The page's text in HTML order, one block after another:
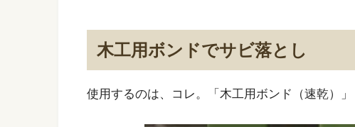
木工用ボンドでサビ落とし
使用するのは、コレ。「木工用ボンド（速乾）」